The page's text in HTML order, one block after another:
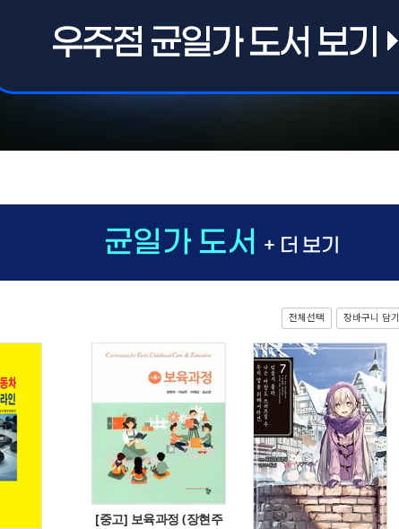
균일가 도서 + 더 보기
전체선택 장바구니 담기
[중고] 보육과정 (장현주